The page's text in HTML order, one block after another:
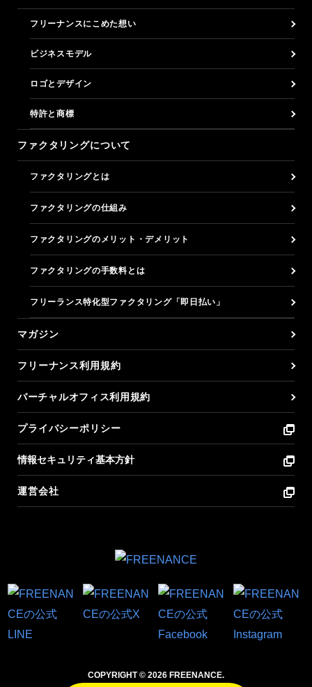
フリーナンスにこめた想い
ビジネスモデル
ロゴとデザイン
特許と商標
ファクタリングについて
ファクタリングとは
ファクタリングの仕組み
ファクタリングのメリット・デメリット
ファクタリングの手数料とは
フリーランス特化型ファクタリング「即日払い」
マガジン
フリーナンス利用規約
バーチャルオフィス利用規約
プライバシーポリシー
情報セキュリティ基本方針
運営会社
COPYRIGHT © 2026 FREENANCE.